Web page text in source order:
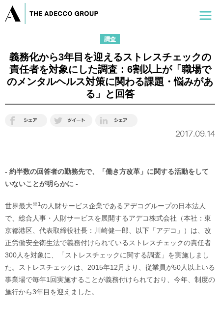
調査
義務化から3年目を迎えるストレスチェックの
責任者を対象にした調査：6割以上が「職場で
のメンタルヘルス対策に関わる課題・悩みがあ
る」と回答
2017.09.14
- 約半数の回答者の勤務先で、「働き方改革」に関する活動をして
いないことが明らかに -
世界最大※1の人財サービス企業であるアデコグループの日本法人
で、総合人事・人財サービスを展開するアデコ株式会社（本社：東
京都港区、代表取締役社長：川崎健一郎、以下「アデコ」）は、改
正労働安全衛生法で義務付けられているストレスチェックの責任者
300人を対象に、「ストレスチェックに関する調査」を実施しまし
た。ストレスチェックは、2015年12月より、従業員が50人以上いる
事業場で毎年1回実施することが義務付けられており、今年、制度の
施行から3年目を迎えました。